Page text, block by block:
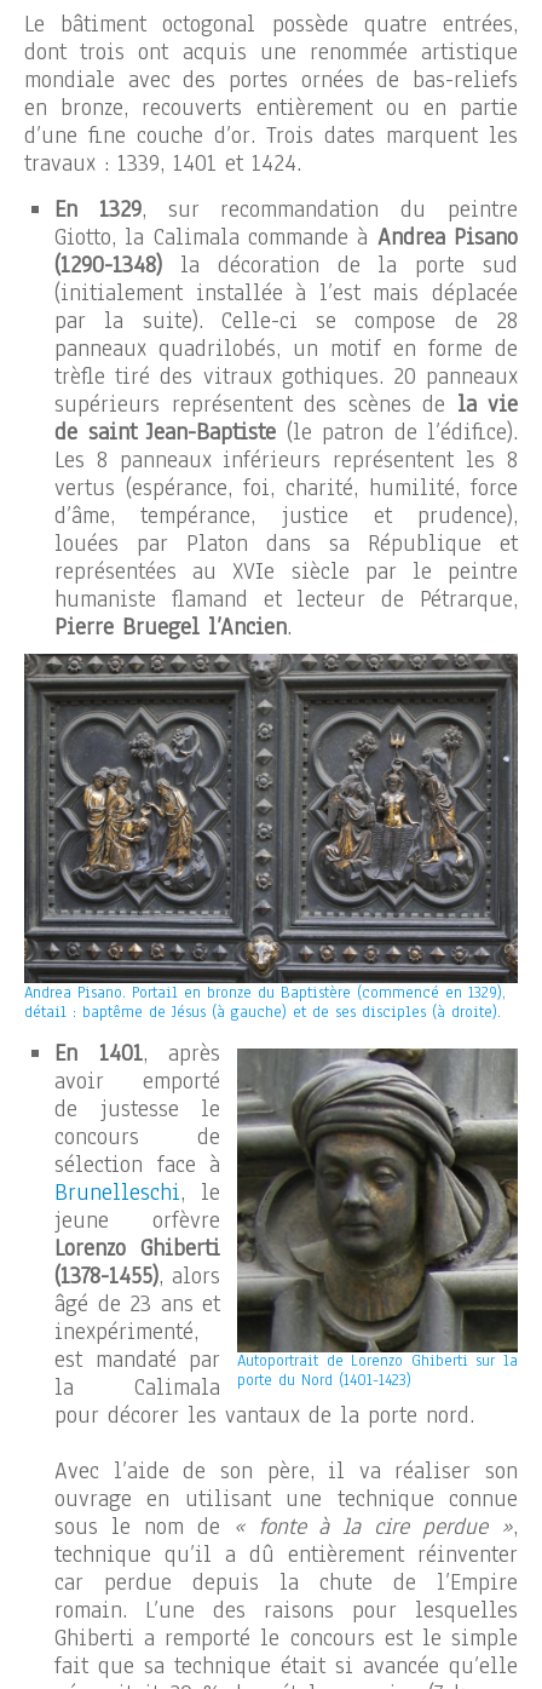
Le bâtiment octogonal possède quatre entrées,
dont trois ont acquis une renommée artistique
mondiale avec des portes ornées de bas-reliefs
en bronze, recouverts entièrement ou en partie
d’une fine couche d’or. Trois dates marquent les
travaux : 1339, 1401 et 1424.
En 1329, sur recommandation du peintre
Giotto, la Calimala commande à Andrea Pisano
(1290-1348) la décoration de la porte sud
(initialement installée à l’est mais déplacée
par la suite). Celle-ci se compose de 28
panneaux quadrilobés, un motif en forme de
trèfle tiré des vitraux gothiques. 20 panneaux
supérieurs représentent des scènes de la vie
de saint Jean-Baptiste (le patron de l’édifice).
Les 8 panneaux inférieurs représentent les 8
vertus (espérance, foi, charité, humilité, force
d’âme, tempérance, justice et prudence),
louées par Platon dans sa République et
représentées au XVIe siècle par le peintre
humaniste flamand et lecteur de Pétrarque,
Pierre Bruegel l’Ancien.
Andrea Pisano. Portail en bronze du Baptistère (commencé en 1329),
détail : baptême de Jésus (à gauche) et de ses disciples (à droite).
Autoportrait de Lorenzo Ghiberti sur la
porte du Nord (1401-1423)
En 1401, après
avoir emporté
de justesse le
concours de
sélection face à
Brunelleschi, le
jeune orfèvre
Lorenzo Ghiberti
(1378-1455), alors
âgé de 23 ans et
inexpérimenté,
est mandaté par
la Calimala
pour décorer les vantaux de la porte nord.
Avec l’aide de son père, il va réaliser son
ouvrage en utilisant une technique connue
sous le nom de « fonte à la cire perdue »,
technique qu’il a dû entièrement réinventer
car perdue depuis la chute de l’Empire
romain. L’une des raisons pour lesquelles
Ghiberti a remporté le concours est le simple
fait que sa technique était si avancée qu’elle